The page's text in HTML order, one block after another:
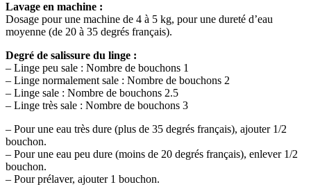
Lavage en machine :
Dosage pour une machine de 4 à 5 kg, pour une dureté d’eau
moyenne (de 20 à 35 degrés français).
Degré de salissure du linge :
– Linge peu sale : Nombre de bouchons 1
– Linge normalement sale : Nombre de bouchons 2
– Linge sale : Nombre de bouchons 2.5
– Linge très sale : Nombre de bouchons 3
– Pour une eau très dure (plus de 35 degrés français), ajouter 1/2
bouchon.
– Pour une eau peu dure (moins de 20 degrés français), enlever 1/2
bouchon.
– Pour prélaver, ajouter 1 bouchon.